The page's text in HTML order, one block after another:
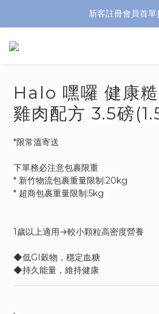
新客註冊會員首
Halo 嘿囉 健康
雞肉配方 3.5磅
*限常溫寄送
下單務必注意包裹限重
* 新竹物流包裹重量限制:20kg
* 超商包裹重量限制:5kg
1歲以上適用→較小顆粒高密度營養
◆低GI穀物，穩定血糖
◆持久能量，維持健康